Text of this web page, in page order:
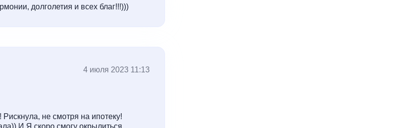
долголетия и всех благ!!!)))
4 июля 2023 11:13
не смотря на ипотеку!
И Я скоро смогу окрылиться,